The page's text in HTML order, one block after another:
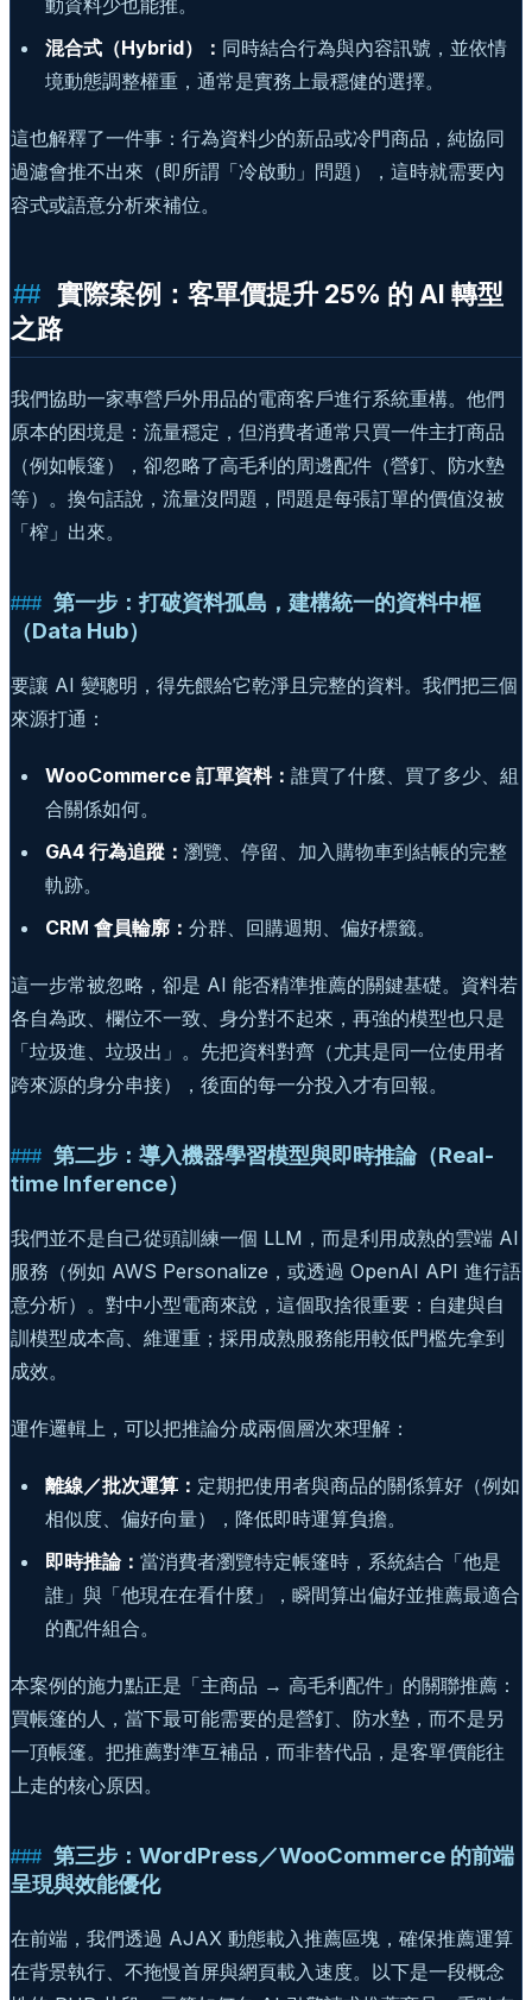
混合式（Hybrid）： 同時結合行為與內容訊號，並依情
境動態調整權重，通常是實務上最穩健的選擇。
這也解釋了一件事：行為資料少的新品或冷門商品，純協同
過濾會推不出來（即所謂「冷啟動」問題），這時就需要內
容式或語意分析來補位。
實際案例：客單價提升 25% 的 AI 轉型
之路
我們協助一家專營戶外用品的電商客戶進行系統重構。他們
原本的困境是：流量穩定，但消費者通常只買一件主打商品
（例如帳篷），卻忽略了高毛利的周邊配件（營釘、防水墊
等）。換句話說，流量沒問題，問題是每張訂單的價值沒被
「榨」出來。
第一步：打破資料孤島，建構統一的資料中樞
（Data Hub）
要讓 AI 變聰明，得先餵給它乾淨且完整的資料。我們把三個
來源打通：
WooCommerce 訂單資料： 誰買了什麼、買了多少、組
合關係如何。
GA4 行為追蹤： 瀏覽、停留、加入購物車到結帳的完整
軌跡。
CRM 會員輪廓： 分群、回購週期、偏好標籤。
這一步常被忽略，卻是 AI 能否精準推薦的關鍵基礎。資料若
各自為政、欄位不一致、身分對不起來，再強的模型也只是
「垃圾進、垃圾出」。先把資料對齊（尤其是同一位使用者
跨來源的身分串接），後面的每一分投入才有回報。
第二步：導入機器學習模型與即時推論（Real-
time Inference）
我們並不是自己從頭訓練一個 LLM，而是利用成熟的雲端 AI
服務（例如 AWS Personalize，或透過 OpenAI API 進行語
意分析）。對中小型電商來說，這個取捨很重要：自建與自
訓模型成本高、維運重；採用成熟服務能用較低門檻先拿到
成效。
運作邏輯上，可以把推論分成兩個層次來理解：
離線／批次運算： 定期把使用者與商品的關係算好（例如
相似度、偏好向量），降低即時運算負擔。
即時推論： 當消費者瀏覽特定帳篷時，系統結合「他是
誰」與「他現在在看什麼」，瞬間算出偏好並推薦最適合
的配件組合。
本案例的施力點正是「主商品 → 高毛利配件」的關聯推薦：
買帳篷的人，當下最可能需要的是營釘、防水墊，而不是另
一頂帳篷。把推薦對準互補品，而非替代品，是客單價能往
上走的核心原因。
第三步：WordPress／WooCommerce 的前端
呈現與效能優化
在前端，我們透過 AJAX 動態載入推薦區塊，確保推薦運算
在背景執行、不拖慢首屏與網頁載入速度。以下是一段概念